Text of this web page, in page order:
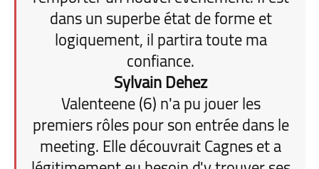
dans un superbe état de forme et
logiquement, il partira toute ma
confiance.
Sylvain Dehez
Valenteene (6) n'a pu jouer les
premiers rôles pour son entrée dans le
meeting. Elle découvrait Cagnes et a